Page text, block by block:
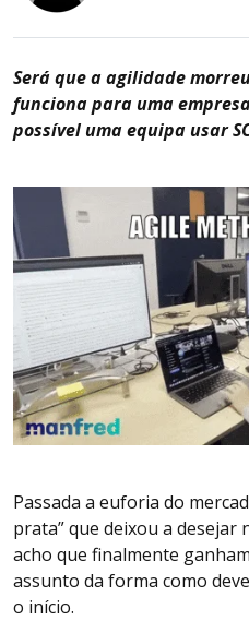
Será que a agilidade
funciona para uma
possível uma equipa usar
Passada a euforia do
prata” que deixou a desejar
acho que finalmente
assunto da forma como
o início.